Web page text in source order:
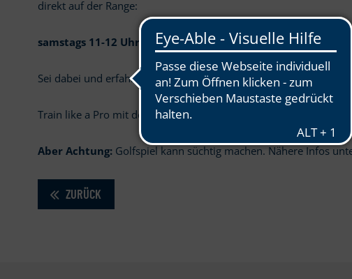
direkt auf der Range:
samstags 11-12 Uhr / sonntags 12-14 Uhr / donnerstags 17-
Sei dabei und erfahre, was du alles mit der OPEN.9 TrackMan
Train like a Pro mit dem neuen Highlight in OPEN.9!
Aber Achtung:Golfspiel kann süchtig machen. Nähere Infos
ZURÜCK